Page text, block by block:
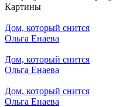
Картины
Дом, который снится
Ольга Енаева
Дом, который снится
Ольга Енаева
Дом, который снится
Ольга Енаева